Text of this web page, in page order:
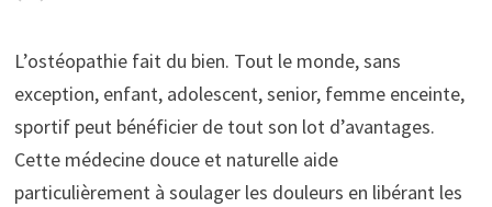
L’ostéopathie fait du bien. Tout le monde, sans
exception, enfant, adolescent, senior, femme enceinte,
sportif peut bénéficier de tout son lot d’avantages.
Cette médecine douce et naturelle aide
particulièrement à soulager les douleurs en libérant les